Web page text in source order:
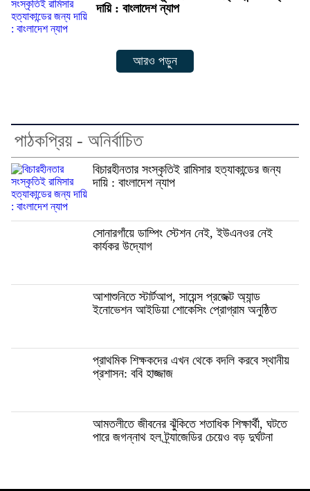
দায়ি : বাংলাদেশ ন্যাপ
আরও পড়ুন
পাঠকপ্রিয় - অনির্বাচিত
বিচারহীনতার সংস্কৃতিই রামিসার হত্যাকান্ডের জন্য
দায়ি : বাংলাদেশ ন্যাপ
সোনারগাঁয়ে ডাম্পিং স্টেশন নেই, ইউএনওর নেই
কার্যকর উদ্যোগ
আশাশুনিতে স্টার্টআপ, সায়েন্স প্রজেক্ট অ্যান্ড
ইনোভেশন আইডিয়া শোকেসিং প্রোগ্রাম অনুষ্ঠিত
প্রাথমিক শিক্ষকদের এখন থেকে বদলি করবে স্থানীয়
প্রশাসন: ববি হাজ্জাজ
আমতলীতে জীবনের ঝুঁকিতে শতাধিক শিক্ষার্থী, ঘটতে
পারে জগন্নাথ হল ট্র্যাজেডির চেয়েও বড় দুর্ঘটনা